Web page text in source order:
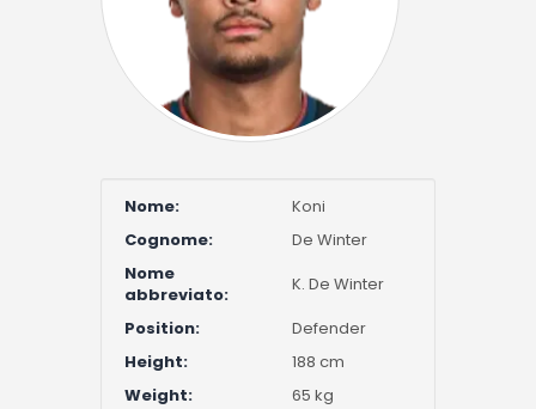
Nome:
Koni
Cognome:
De Winter
Nome
abbreviato:
K. De Winter
Position:
Defender
Height:
188 cm
Weight:
65 kg